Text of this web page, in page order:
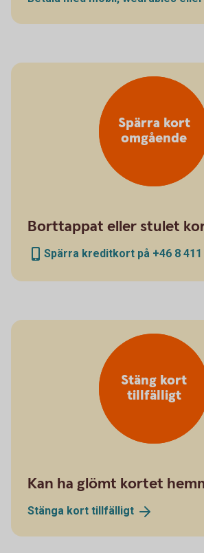
Spärra kort
omgående
Borttappat eller stulet
Spärra kreditkort på +46 8 411
Stäng kort
tillfälligt
Kan ha glömt kortet
Stänga kort tillfälligt